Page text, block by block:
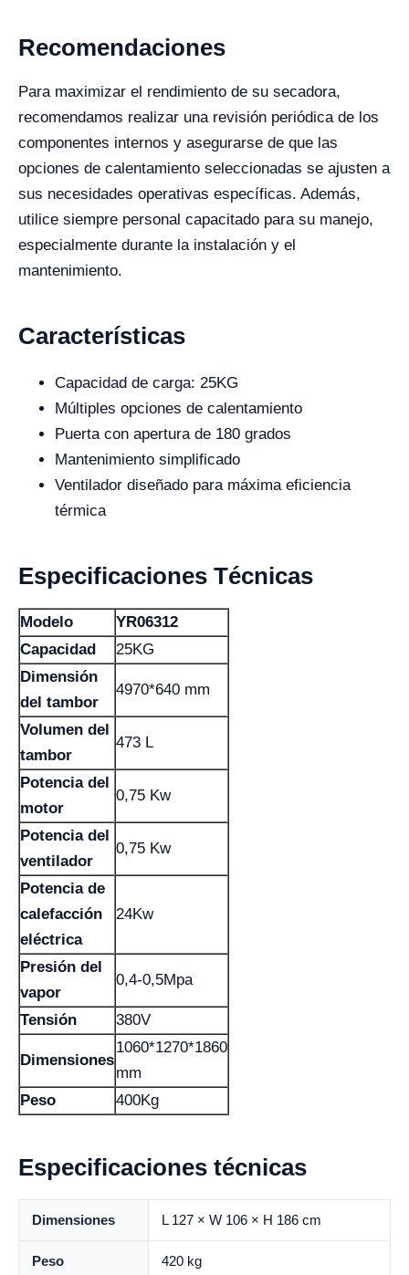
Recomendaciones
Para maximizar el rendimiento de su secadora,
recomendamos realizar una revisión periódica de los
componentes internos y asegurarse de que las
opciones de calentamiento seleccionadas se ajusten a
sus necesidades operativas específicas. Además,
utilice siempre personal capacitado para su manejo,
especialmente durante la instalación y el
mantenimiento.
Características
Capacidad de carga: 25KG
Múltiples opciones de calentamiento
Puerta con apertura de 180 grados
Mantenimiento simplificado
Ventilador diseñado para máxima eficiencia
térmica
Especificaciones Técnicas
Modelo
YR06312
Capacidad
25KG
Dimensión
del tambor
4970*640 mm
Volumen del
tambor
473 L
Potencia del
motor
0,75 Kw
Potencia del
ventilador
0,75 Kw
Potencia de
calefacción
eléctrica
24Kw
Presión del
vapor
0,4-0,5Mpa
Tensión 380V
Dimensiones
1060*1270*1860
mm
Peso
400Kg
Especificaciones técnicas
Dimensiones L 127 × W 106 × H 186 cm
Peso 420 kg